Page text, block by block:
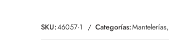
SKU:46057-1 Categorías:Mantelerías,